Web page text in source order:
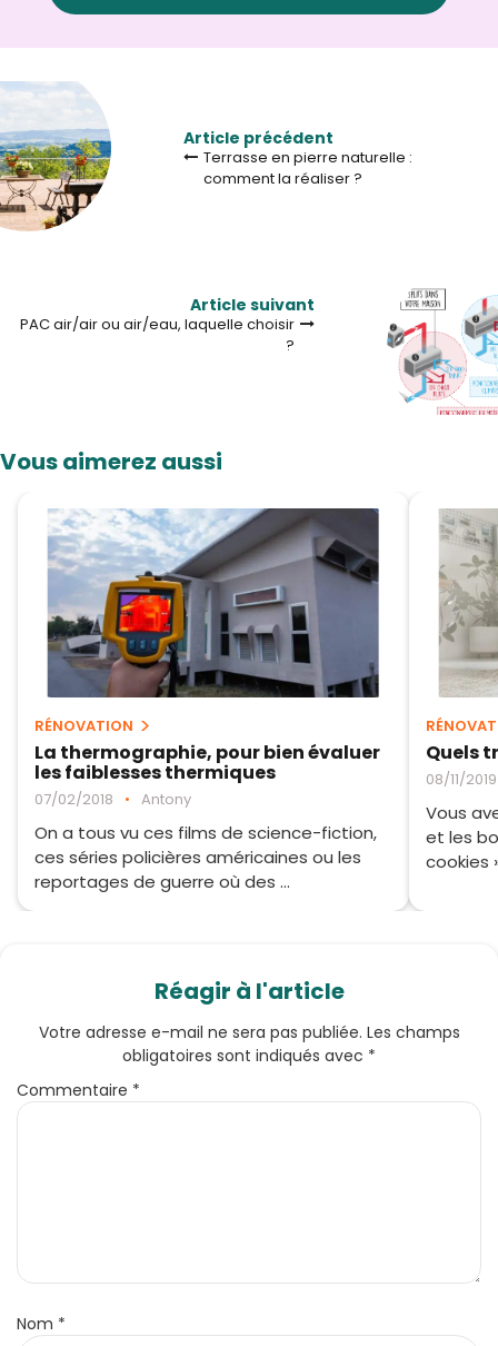
Article précédent
Terrasse en pierre naturelle :
comment la réaliser ?
Article suivant
PAC air/air ou air/eau, laquelle choisir
?
Vous aimerez aussi
RÉNOVATION
La thermographie, pour bien évaluer
les faiblesses thermiques
07/02/2018 • Antony
On a tous vu ces films de science-fiction,
ces séries policières américaines ou les
reportages de guerre où des ...
Quels
08/11/2019
Vous
et les
cookies
Réagir à l'article
Votre adresse e-mail ne sera pas publiée. Les champs
obligatoires sont indiqués avec *
Commentaire *
Nom *